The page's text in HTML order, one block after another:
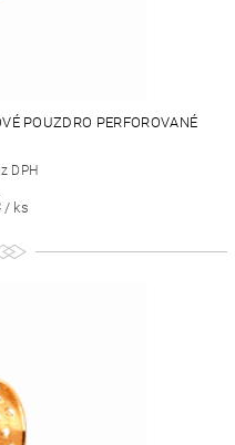
POUZDRO PERFOROVANÉ
DPH
/ ks